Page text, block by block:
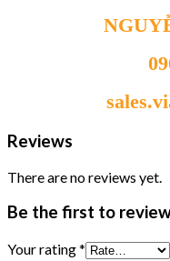
Reviews
There are no reviews yet.
Be the first to
Your rating*